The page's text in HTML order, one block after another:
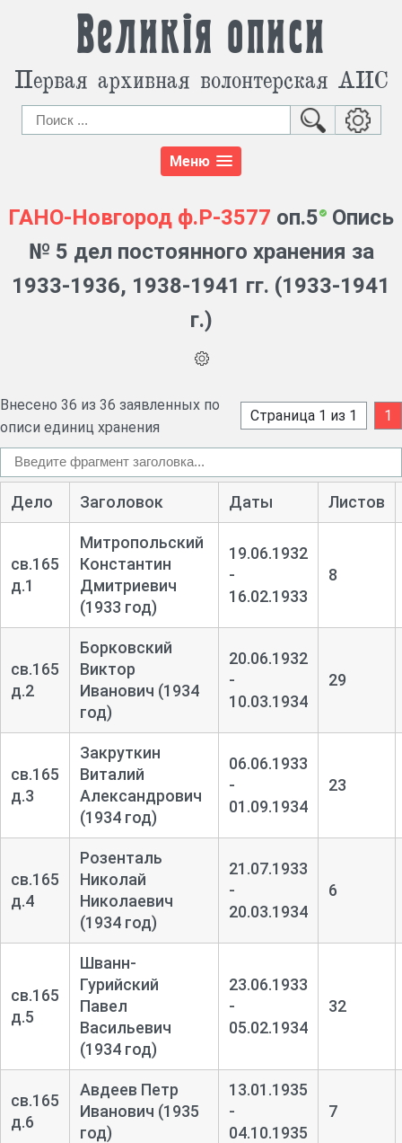
Великія описи
Первая архивная волонтерская АИС
Меню
ГАНО-Новгород ф.Р-3577 оп.5
Опись
№ 5 дел постоянного хранения за
1933-1936, 1938-1941 гг. (1933-1941
г.)
Внесено 36 из 36 заявленных по
описи единиц хранения
Страница 1 из 1 1
Дело Заголовок Даты Листов
св.165
д.1
Митропольский
Константин
Дмитриевич
(1933 год)
19.06.1932
-
16.02.1933
8
св.165
д.2
Борковский
Виктор
Иванович (1934
год)
20.06.1932
-
10.03.1934
29
св.165
д.3
Закруткин
Виталий
Александрович
(1934 год)
06.06.1933
-
01.09.1934
23
св.165
д.4
Розенталь
Николай
Николаевич
(1934 год)
21.07.1933
-
20.03.1934
6
св.165
д.5
Шванн-
Гурийский
Павел
Васильевич
(1934 год)
23.06.1933
-
05.02.1934
32
св.165
д.6
Авдеев Петр
Иванович (1935
год)
13.01.1935
-
04.10.1935
7